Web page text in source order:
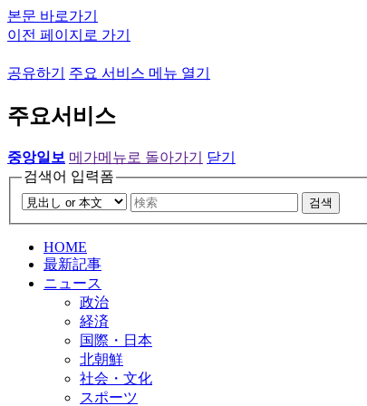
본문 바로가기
이전 페이지로 가기
공유하기 주요 서비스 메뉴 열기
주요서비스
중앙일보 메가메뉴로 돌아가기
닫기
검색어 입력폼
검색
HOME
最新記事
ニュース
政治
経済
国際・日本
北朝鮮
社会・文化
スポーツ